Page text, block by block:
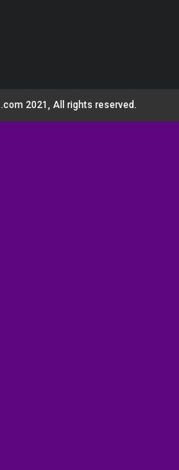
2021, All rights reserved.